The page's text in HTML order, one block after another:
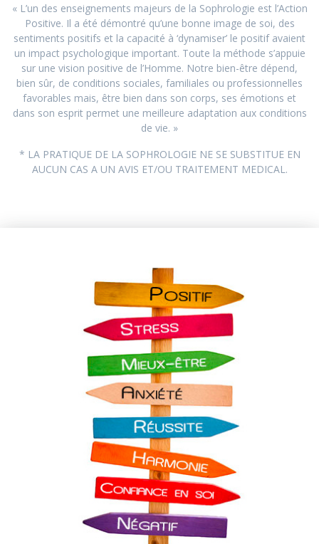
« L’un des enseignements majeurs de la Sophrologie est l’Action
Positive. Il a été démontré qu’une bonne image de soi, des
sentiments positifs et la capacité à ‘dynamiser’ le positif avaient
un impact psychologique important. Toute la méthode s’appuie
sur une vision positive de l’Homme. Notre bien-être dépend,
bien sûr, de conditions sociales, familiales ou professionnelles
favorables mais, être bien dans son corps, ses émotions et
dans son esprit permet une meilleure adaptation aux conditions
de vie. »
* LA PRATIQUE DE LA SOPHROLOGIE NE SE SUBSTITUE EN
AUCUN CAS A UN AVIS ET/OU TRAITEMENT MEDICAL.